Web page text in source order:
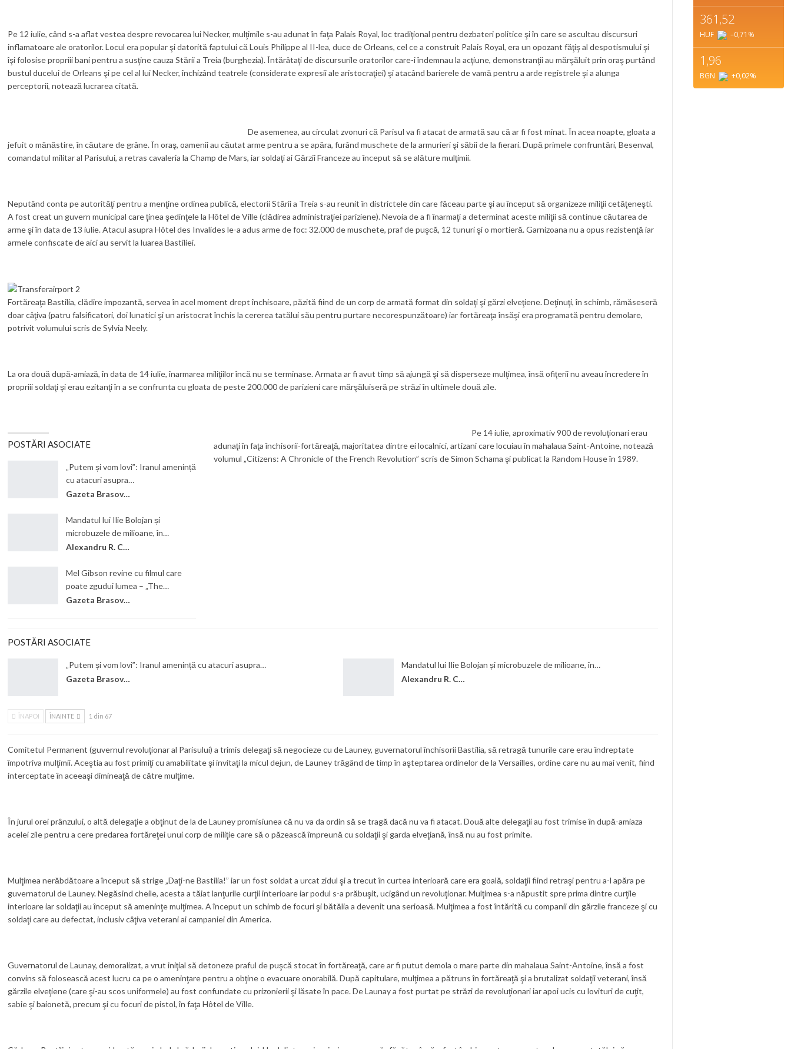
Pe 12 iulie, când s-a aflat vestea despre revocarea lui Necker, mulţimile s-au adunat în faţa Palais Royal, loc tradiţional pentru dezbateri politice şi în care se ascultau discursuri
inflamatoare ale oratorilor. Locul era popular şi datorită faptului că Louis Philippe al II-lea, duce de Orleans, cel ce a construit Palais Royal, era un opozant făţiş al despotismului şi
îşi folosise propriii bani pentru a susţine cauza Stării a Treia (burghezia). Întărâtaţi de discursurile oratorilor care-i îndemnau la acţiune, demonstranţii au mărşăluit prin oraş purtând
bustul ducelui de Orleans şi pe cel al lui Necker, închizând teatrele (considerate expresii ale aristocraţiei) şi atacând barierele de vamă pentru a arde registrele şi a alunga
perceptorii, notează lucrarea citată.
De asemenea, au circulat zvonuri că Parisul va fi atacat de armată sau că ar fi fost minat. În acea noapte, gloata a
jefuit o mănăstire, în căutare de grâne. În oraş, oamenii au căutat arme pentru a se apăra, furând muschete de la armurieri şi săbii de la fierari. După primele confruntări, Besenval,
comandatul militar al Parisului, a retras cavaleria la Champ de Mars, iar soldaţi ai Gărzii Franceze au început să se alăture mulţimii.
Neputând conta pe autorităţi pentru a menţine ordinea publică, electorii Stării a Treia s-au reunit în districtele din care făceau parte şi au început să organizeze miliţii cetăţeneşti.
A fost creat un guvern municipal care ţinea şedinţele la Hôtel de Ville (clădirea administraţiei pariziene). Nevoia de a fi înarmaţi a determinat aceste miliţii să continue căutarea de
arme şi în data de 13 iulie. Atacul asupra Hôtel des Invalides le-a adus arme de foc: 32.000 de muschete, praf de puşcă, 12 tunuri şi o mortieră. Garnizoana nu a opus rezistenţă iar
armele confiscate de aici au servit la luarea Bastiliei.
Fortăreaţa Bastilia, clădire impozantă, servea în acel moment drept închisoare, păzită fiind de un corp de armată format din soldaţi şi gărzi elveţiene. Deţinuţi, în schimb, rămăseseră
doar câţiva (patru falsificatori, doi lunatici şi un aristocrat închis la cererea tatălui său pentru purtare necorespunzătoare) iar fortăreaţa însăşi era programată pentru demolare,
potrivit volumului scris de Sylvia Neely.
La ora două după-amiază, în data de 14 iulie, înarmarea miliţiilor încă nu se terminase. Armata ar fi avut timp să ajungă şi să disperseze mulţimea, însă ofiţerii nu aveau încredere în
propriii soldaţi şi erau ezitanţi în a se confrunta cu gloata de peste 200.000 de parizieni care mărşăluiseră pe străzi în ultimele două zile.
POSTĂRI ASOCIATE
„Putem și vom lovi”: Iranul amenință
cu atacuri asupra…
Gazeta Brasovului
Mandatul lui Ilie Bolojan și
microbuzele de milioane, în…
Alexandru R. Cantemir
Mel Gibson revine cu filmul care
poate zgudui lumea – „The…
Gazeta Brasovului
Pe 14 iulie, aproximativ 900 de revoluţionari erau
adunaţi în faţa închisorii-fortăreaţă, majoritatea dintre ei localnici, artizani care locuiau în mahalaua Saint-Antoine, notează
volumul „Citizens: A Chronicle of the French Revolution” scris de Simon Schama şi publicat la Random House în 1989.
POSTĂRI ASOCIATE
„Putem și vom lovi”: Iranul amenință cu atacuri asupra…
Gazeta Brasovului
Mandatul lui Ilie Bolojan și microbuzele de milioane, în…
Alexandru R. Cantemir
ÎNAPOI ÎNAINTE 1 din 67
Comitetul Permanent (guvernul revoluţionar al Parisului) a trimis delegaţi să negocieze cu de Launey, guvernatorul închisorii Bastilia, să retragă tunurile care erau îndreptate
împotriva mulţimii. Aceştia au fost primiţi cu amabilitate şi invitaţi la micul dejun, de Launey trăgând de timp în aşteptarea ordinelor de la Versailles, ordine care nu au mai venit, fiind
interceptate în aceeaşi dimineaţă de către mulţime.
În jurul orei prânzului, o altă delegaţie a obţinut de la de Launey promisiunea că nu va da ordin să se tragă dacă nu va fi atacat. Două alte delegaţii au fost trimise în după-amiaza
acelei zile pentru a cere predarea fortăreţei unui corp de miliţie care să o păzească împreună cu soldaţii şi garda elveţiană, însă nu au fost primite.
Mulţimea nerăbdătoare a început să strige „Daţi-ne Bastilia!” iar un fost soldat a urcat zidul şi a trecut în curtea interioară care era goală, soldaţii fiind retraşi pentru a-l apăra pe
guvernatorul de Launey. Negăsind cheile, acesta a tăiat lanţurile curţii interioare iar podul s-a prăbuşit, ucigând un revoluţionar. Mulţimea s-a năpustit spre prima dintre curţile
interioare iar soldaţii au început să ameninţe mulţimea. A început un schimb de focuri şi bătălia a devenit una serioasă. Mulţimea a fost întărită cu companii din gărzile franceze şi cu
soldaţi care au defectat, inclusiv câţiva veterani ai campaniei din America.
Guvernatorul de Launay, demoralizat, a vrut iniţial să detoneze praful de puşcă stocat în fortăreaţă, care ar fi putut demola o mare parte din mahalaua Saint-Antoine, însă a fost
convins să folosească acest lucru ca pe o ameninţare pentru a obţine o evacuare onorabilă. După capitulare, mulţimea a pătruns în fortăreaţă şi a brutalizat soldaţii veterani, însă
gărzile elveţiene (care şi-au scos uniformele) au fost confundate cu prizonierii şi lăsate în pace. De Launay a fost purtat pe străzi de revoluţionari iar apoi ucis cu lovituri de cuţit,
sabie şi baionetă, precum şi cu focuri de pistol, în faţa Hôtel de Ville.
361,52
HUF –0,71 %
1,96
BGN +0,02%